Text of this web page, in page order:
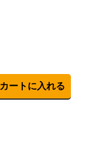
カートに入れる